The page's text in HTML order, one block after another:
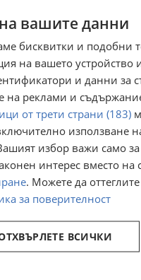
ПАРЦЕЛ,
Устрем
лв
Продава
Устрем
05 август
251 090
491
вашите данни
бисквитки и подобни
на вашето
и данни за
реклами и
от трети страни (183)
използване
избор важи само
интерес вместо на
. Можете да
за поверителност
ВСИЧКИ